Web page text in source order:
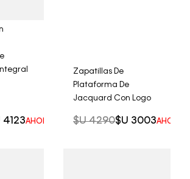
4123AHORRO DEL30%
Zapatillas De
Plataforma De
Jacquard Con Logo
$U 4290$U 3003